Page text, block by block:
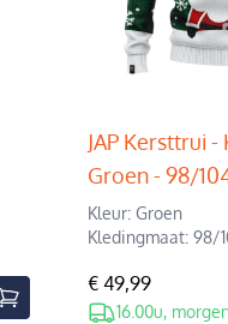
JAP Kersttrui
Groen - 98/
Kleur: Groen
Kledingmaat: 98/
€ 49,99
16.00u,